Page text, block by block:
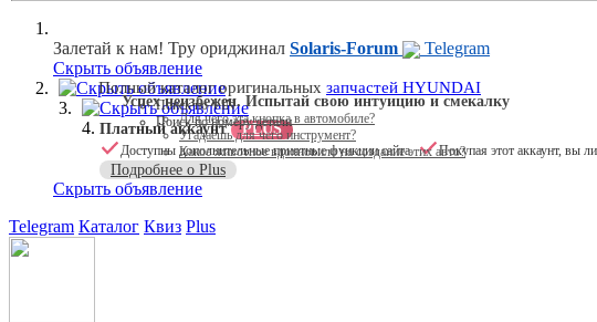
Залетай к нам! Тру ориджинал Solaris-Forum
Telegram
Скрыть объявление
Полный каталог оригинальных запчастей HYUNDAI
Поиск по VIN
Поиск по номеру детали
Скрыть объявление
Успех неизбежен. Испытай свою интуицию и смекалку
Для чего эта кнопка в автомобиле?
Угадаешь для чего инструмент?
Какое животное вдохновило на создание этих авто?
Скрыть объявление
Платный аккаунт PLUS
Доступны дополнительные приятные функции сайта Покупая этот аккаунт, вы
Подробнее о Plus
Скрыть объявление
Telegram Каталог Квиз Plus